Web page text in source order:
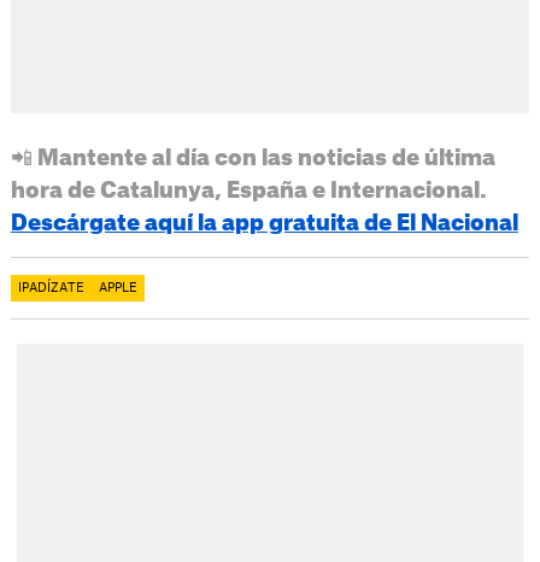
📲 Mantente al día con las noticias de última
hora de Catalunya, España e Internacional.
Descárgate aquí la app gratuita de El Nacional
IPADÍZATE APPLE